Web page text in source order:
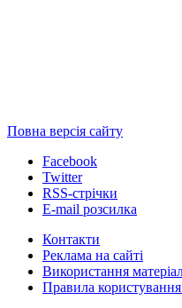
Повна версія сайту
Facebook
Twitter
RSS-стрічки
E-mail розсилка
Контакти
Реклама на сайті
Використання
Правила